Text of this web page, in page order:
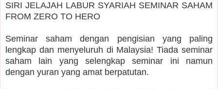
SIRI JELAJAH LABUR SYARIAH SEMINAR SAHAM
FROM ZERO TO HERO
Seminar saham dengan pengisian yang paling
lengkap dan menyeluruh di Malaysia! Tiada seminar
saham lain yang selengkap seminar ini namun
dengan yuran yang amat berpatutan.